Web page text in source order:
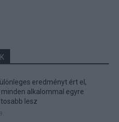
eredményt ért el,
minden alkalommal egyre
lesz